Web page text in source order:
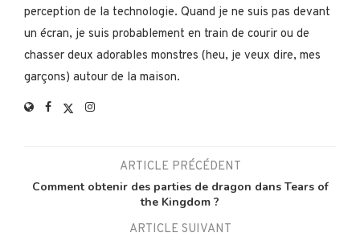
perception de la technologie. Quand je ne suis pas devant
un écran, je suis probablement en train de courir ou de
chasser deux adorables monstres (heu, je veux dire, mes
garçons) autour de la maison.
ARTICLE PRÉCÉDENT
Comment obtenir des parties de dragon dans Tears of
the Kingdom ?
ARTICLE SUIVANT